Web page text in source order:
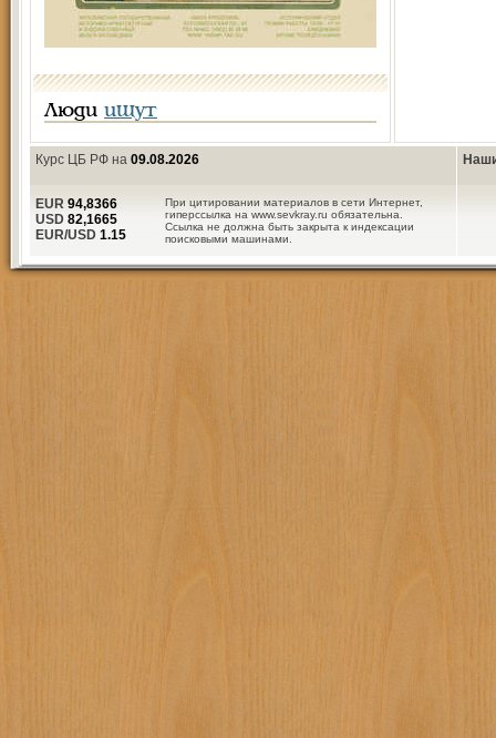
Люди ищут
Курс ЦБ РФ на 09.08.2026
При цитировании материалов в сети Интернет,
гиперссылка на www.sevkray.ru обязательна.
Ссылка не должна быть закрыта к индексации
поисковыми машинами.
EUR 94,8366
USD 82,1665
EUR/USD 1.15